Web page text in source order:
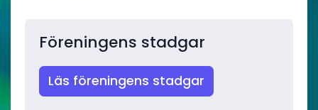
Föreningens stadgar
Läs föreningens stadgar